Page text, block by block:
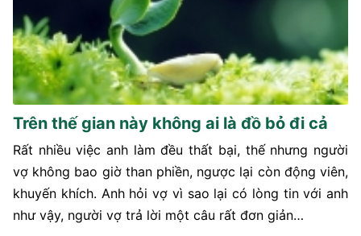
Trên thế gian này không ai là đồ bỏ đi cả
Rất nhiều việc anh làm đều thất bại, thế nhưng người
vợ không bao giờ than phiền, ngược lại còn động viên,
khuyến khích. Anh hỏi vợ vì sao lại có lòng tin với anh
như vậy, người vợ trả lời một câu rất đơn giản…